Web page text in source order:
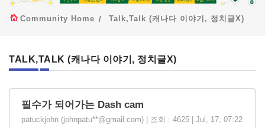
Community Home Talk,Talk (캐나다 이야기, 정치글X)
TALK,TALK (캐나다 이야기, 정치글X)
필수가 되어가는 Dash cam
patuckjohn (johnpatu**@gmail.com) | 조회 : 4625 | Jul, 17, 07:22